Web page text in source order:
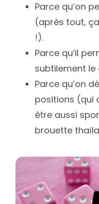
Parce qu’on
(après tout,
!).
Parce qu’il
subtilement le
Parce qu’on
positions (qui
être aussi
brouette